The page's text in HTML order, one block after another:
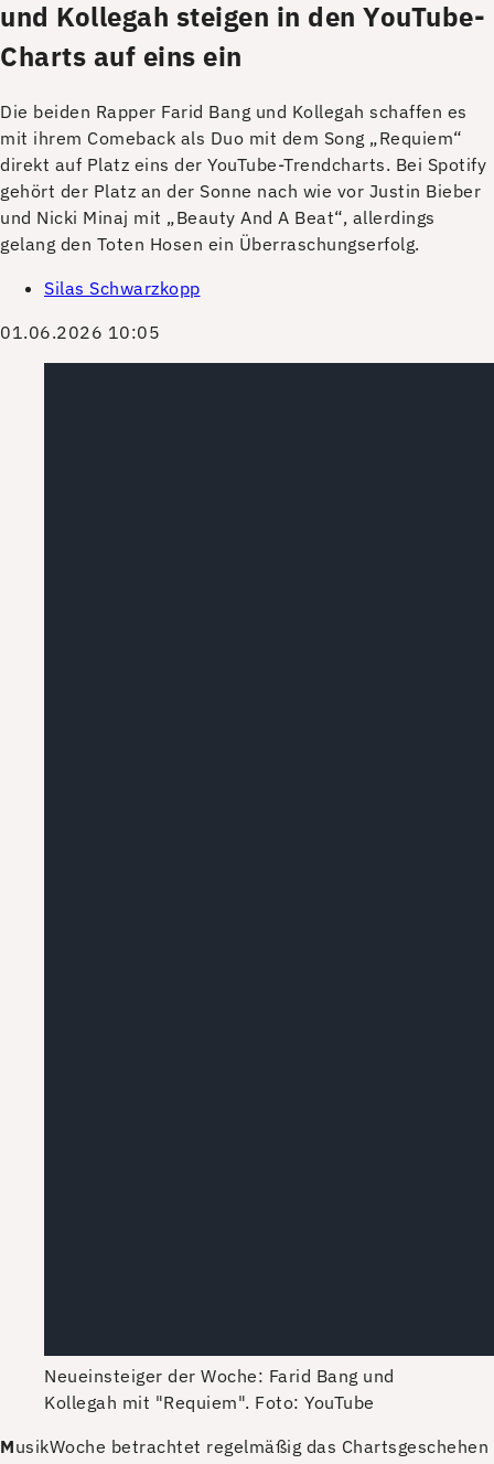
und Kollegah steigen in den YouTube-
Charts auf eins ein
Die beiden Rapper Farid Bang und Kollegah schaffen es
mit ihrem Comeback als Duo mit dem Song „Requiem“
direkt auf Platz eins der YouTube-Trendcharts. Bei Spotify
gehört der Platz an der Sonne nach wie vor Justin Bieber
und Nicki Minaj mit „Beauty And A Beat“, allerdings
gelang den Toten Hosen ein Überraschungserfolg.
Silas Schwarzkopp
01.06.2026 10:05
Neueinsteiger der Woche: Farid Bang und
Kollegah mit "Requiem". Foto: YouTube
MusikWoche betrachtet regelmäßig das Chartsgeschehen